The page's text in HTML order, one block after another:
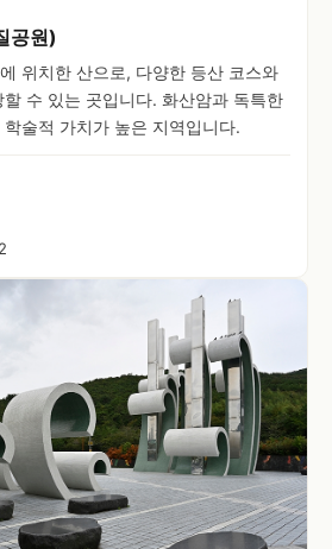
공원)
위치한 산으로, 다양한 등산 코스와
수 있는 곳입니다. 화산암과 독특한
술적 가치가 높은 지역입니다.